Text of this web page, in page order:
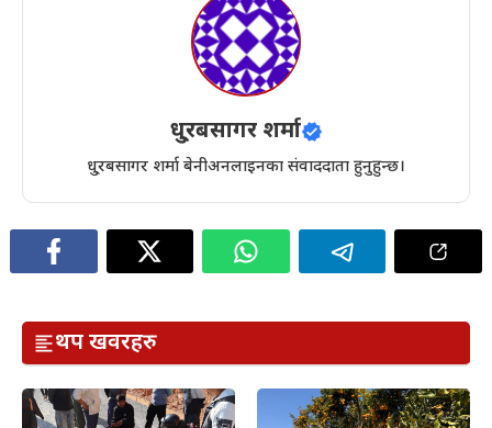
धु्रबसागर शर्मा
धु्रबसागर शर्मा बेनीअनलाइनका संवाददाता हुनुहुन्छ।
थप खवरहरु